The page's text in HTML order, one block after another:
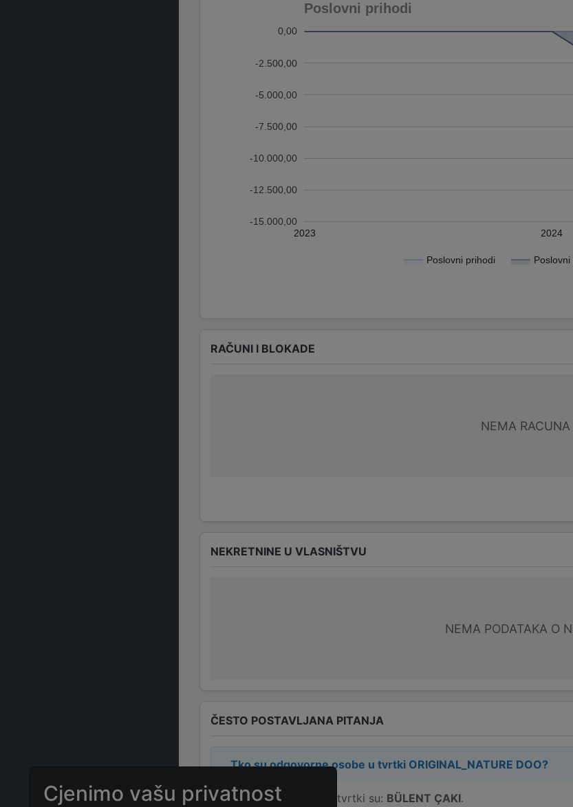
Poslovni prihodi
Poslovni prihodi Poslovni
2023 2024
-15.000,00
-12.500,00
-10.000,00
-7.500,00
-5.000,00
-2.500,00
0,00
RAČUNI I BLOKADE
NEMA
NEKRETNINE U VLASNIŠTVU
NEMA PODATAKA O
ČESTO POSTAVLJANA PITANJA
Tko su odgovorne osobe u tvrtki ORIGINAL_NATURE DOO?
Odgovorne osobe u tvrtki su: BÜLENT ÇAKI.
Cjenimo vašu privatnost